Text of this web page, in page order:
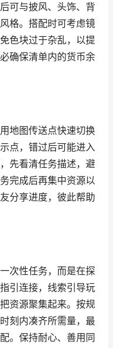
可与披风、头饰、背
格。搭配时可考虑镜
色块过于杂乱，以提
确保清单内的货币余
地图传送点快速切换
点，错过后可能进入
先看清任务描述，避
完成后再集中资源以
分享进度，彼此帮助
次性任务，而是在探
引连接，线索引导玩
资源聚集起来。按规
刻内凑齐所需量，最
。保持耐心、善用同